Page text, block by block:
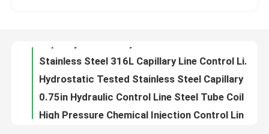
Kalite kontrol